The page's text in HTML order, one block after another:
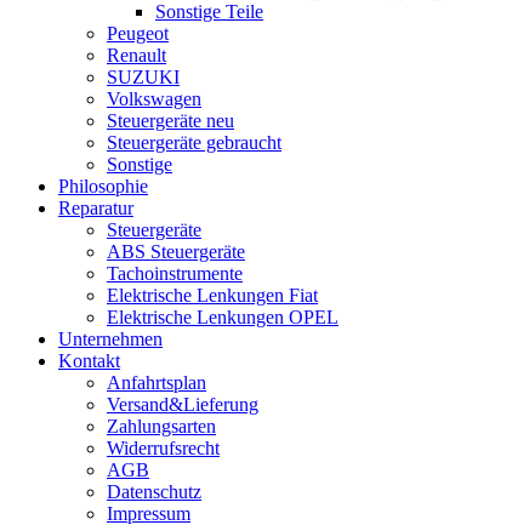
Sonstige Teile
Peugeot
Renault
SUZUKI
Volkswagen
Steuergeräte neu
Steuergeräte gebraucht
Sonstige
Philosophie
Reparatur
Steuergeräte
ABS Steuergeräte
Tachoinstrumente
Elektrische Lenkungen Fiat
Elektrische Lenkungen OPEL
Unternehmen
Kontakt
Anfahrtsplan
Versand&Lieferung
Zahlungsarten
Widerrufsrecht
AGB
Datenschutz
Impressum